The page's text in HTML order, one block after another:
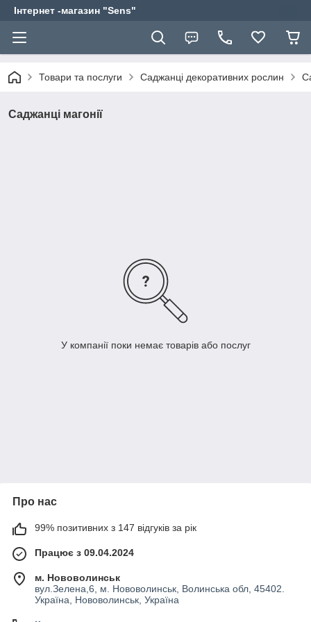
Інтернет -магазин "Sens"
Товари та послуги Саджанці декоративних рослин
Саджанці магонії
У компанії поки немає товарів або послуг
Про нас
99% позитивних з 147 відгуків за рік
Працює з 09.04.2024
м. Нововолинськ
вул.Зелена,6, м. Нововолинськ, Волинська обл, 45402.
Україна, Нововолинськ, Україна